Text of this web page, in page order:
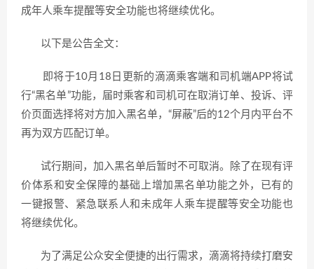
成年人乘车提醒等安全功能也将继续优化。
以下是公告全文：
即将于10月18日更新的滴滴乘客端和司机端APP将试
行“黑名单”功能，届时乘客和司机可在取消订单、投诉、评
价页面选择将对方加入黑名单，“屏蔽”后的12个月内平台不
再为双方匹配订单。
试行期间，加入黑名单后暂时不可取消。除了在现有评
价体系和安全保障的基础上增加黑名单功能之外，已有的
一键报警、紧急联系人和未成年人乘车提醒等安全功能也
将继续优化。
为了满足公众安全便捷的出行需求，滴滴将持续打磨安